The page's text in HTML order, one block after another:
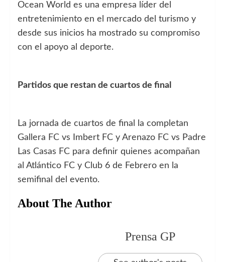
Ocean World es una empresa líder del
entretenimiento en el mercado del turismo y
desde sus inicios ha mostrado su compromiso
con el apoyo al deporte.
Partidos que restan de cuartos de final
La jornada de cuartos de final la completan
Gallera FC vs Imbert FC y Arenazo FC vs Padre
Las Casas FC para definir quienes acompañan
al Atlántico FC y Club 6 de Febrero en la
semifinal del evento.
About The Author
Prensa GP